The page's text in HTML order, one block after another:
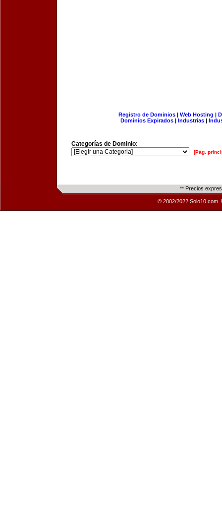
Registro de Dominios| Web Hosting |
Dominios Expirados | Industrias |
Categorías de Dominio:
[Pág.
** Precios
© 2002/2022 Solo10.com